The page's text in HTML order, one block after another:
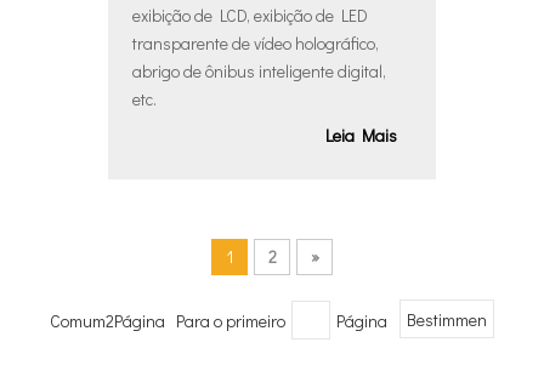
exibição de LCD, exibição de LED
transparente de vídeo holográfico,
abrigo de ônibus inteligente digital,
etc.
Leia Mais
1 2 »
Comum2Página Para o primeiro Página Bestimmen